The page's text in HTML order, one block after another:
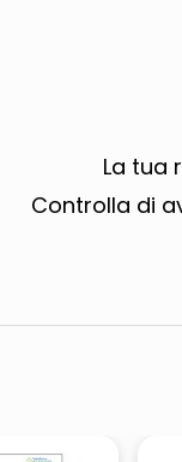
La tua
Controlla di